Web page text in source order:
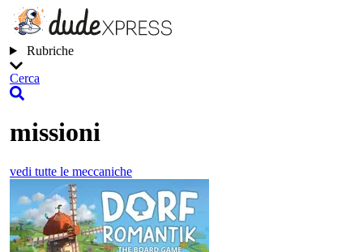
Rubriche
Cerca
missioni
vedi tutte le meccaniche